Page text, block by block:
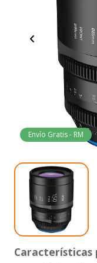
Envío Gratis - RM
Características